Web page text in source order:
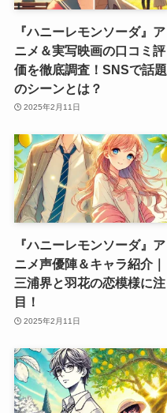
『ハニーレモンソーダ』ア
ニメ＆実写映画の口コミ評
価を徹底調査！SNSで話題
のシーンとは？
2025年2月11日
『ハニーレモンソーダ』ア
ニメ声優陣＆キャラ紹介｜
三浦界と羽花の恋模様に注
目！
2025年2月11日